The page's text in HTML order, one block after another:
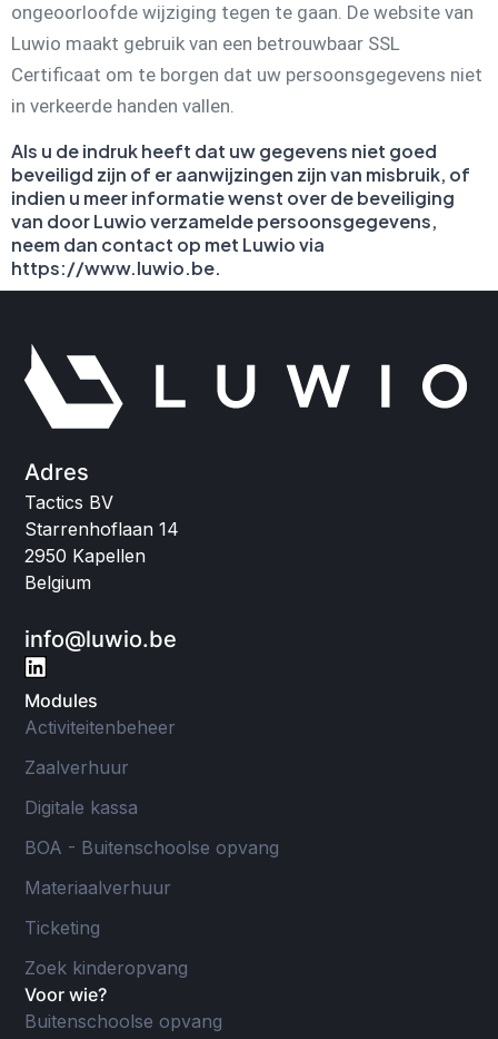
ongeoorloofde wijziging tegen te gaan. De website van
Luwio maakt gebruik van een betrouwbaar SSL
Certificaat om te borgen dat uw persoonsgegevens niet
in verkeerde handen vallen.
Als u de indruk heeft dat uw gegevens niet goed
beveiligd zijn of er aanwijzingen zijn van misbruik, of
indien u meer informatie wenst over de beveiliging
van door Luwio verzamelde persoonsgegevens,
neem dan contact op met Luwio via
https://www.luwio.be.
Adres
Tactics BV
Starrenhoflaan 14
2950 Kapellen
Belgium
info@luwio.be
Modules
Activiteitenbeheer
Zaalverhuur
Digitale kassa
BOA - Buitenschoolse opvang
Materiaalverhuur
Ticketing
Zoek kinderopvang
Voor wie?
Buitenschoolse opvang